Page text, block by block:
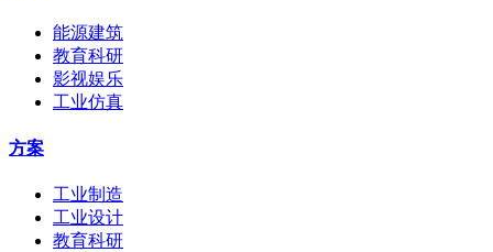
能源建筑
教育科研
影视娱乐
工业仿真
方案
工业制造
工业设计
教育科研